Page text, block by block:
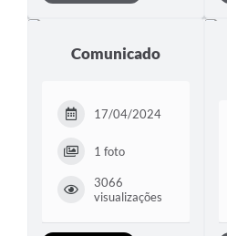
Comunicado
17/04/2024
1 foto
3066
visualizações